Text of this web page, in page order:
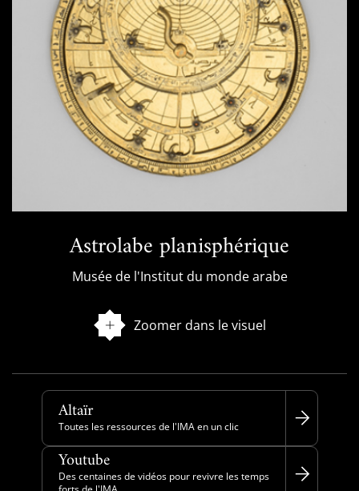
Astrolabe planisphérique
Musée de l'Institut du monde arabe
Zoomer dans le visuel
Altaïr
Toutes les ressources de l'IMA en un clic
Youtube
Des centaines de vidéos pour revivre les temps